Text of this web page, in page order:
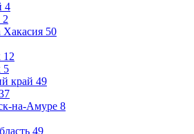
4
2
Хакасия 50
12
5
край 49
на-Амуре 8
49